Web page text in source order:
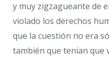
y muy zigzagueante de
violado los derechos
que la cuestión no era
también que tenían que